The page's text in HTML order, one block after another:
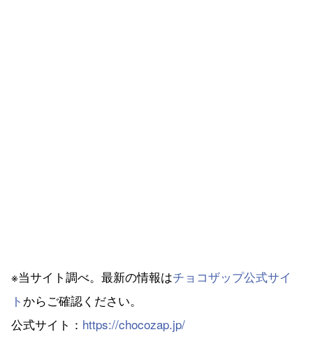
※当サイト調べ。最新の情報はチョコザップ公式サイ
ト からご確認ください。
公式サイト： https://chocozap.jp/